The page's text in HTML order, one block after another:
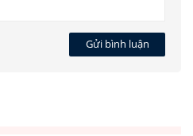
Gửi bình luận